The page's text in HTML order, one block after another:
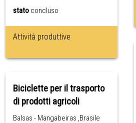
stato concluso
Attività produttive
Biciclette per il trasporto
di prodotti agricoli
Balsas - Mangabeiras ,Brasile